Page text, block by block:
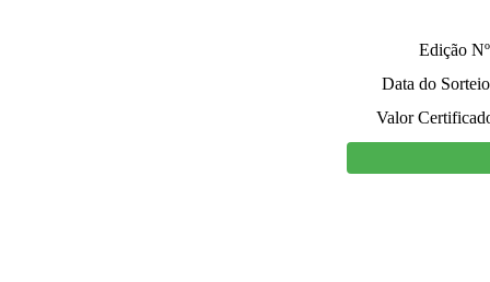
Edição
Data do
Valor